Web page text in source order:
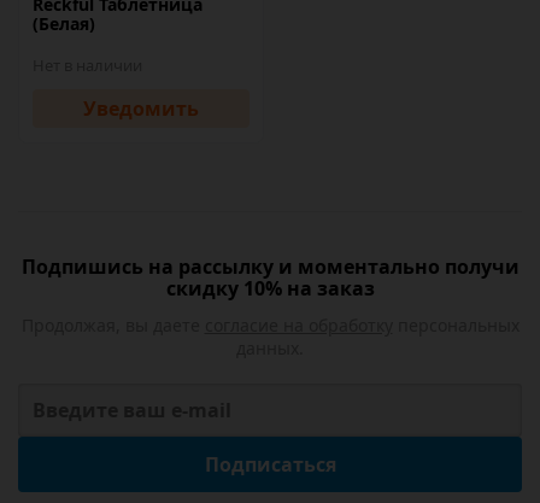
(Белая)
Уведомить
Подпишись на рассылку и моментально получи
скидку 10% на заказ
Подписаться